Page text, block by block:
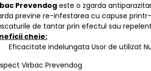
Prevendog este o zgarda
previne re-infestarea cu capuse
de tantar prin efectul sau
cheie:
Eficacitate indelungata Usor de utilizat
Virbac Prevendog